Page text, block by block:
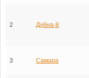
2 Дубна-8
3 Самара